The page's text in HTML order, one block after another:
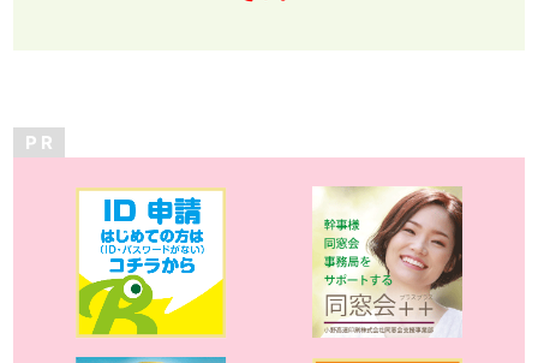
P R